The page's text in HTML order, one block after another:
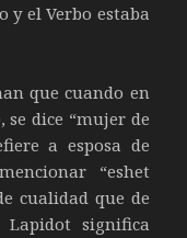
y el Verbo estaba
que cuando en
dice “mujer de
a esposa de
“eshet
cualidad que de
significa